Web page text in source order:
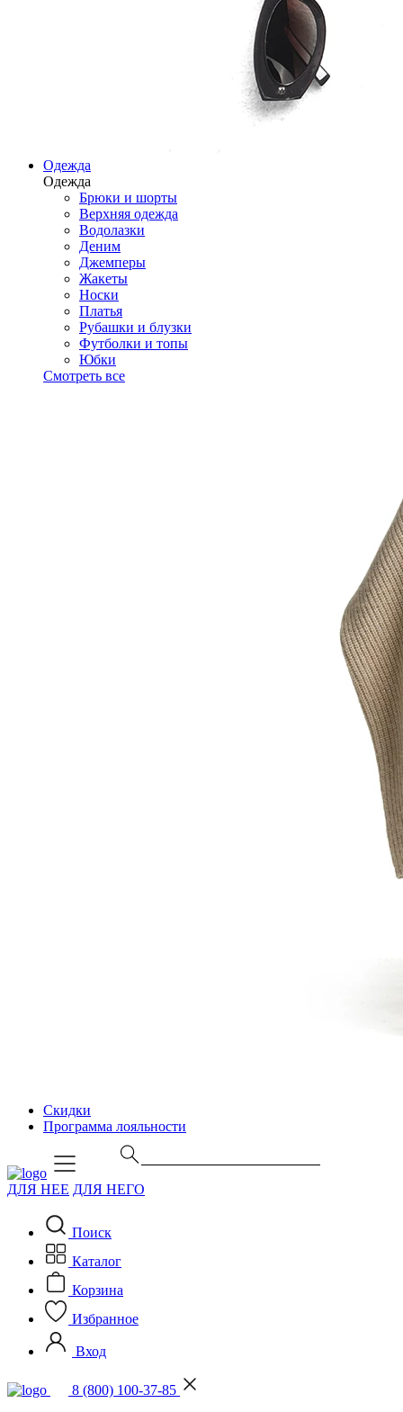
Одежда
Одежда
Брюки и шорты
Верхняя одежда
Водолазки
Деним
Джемперы
Жакеты
Носки
Платья
Рубашки и блузки
Футболки и топы
Юбки
Смотреть все
Скидки
Программа лояльности
ДЛЯ НЕЕ ДЛЯ НЕГО
Поиск
Каталог
Корзина
Избранное
Вход
8 (800) 100-37-85